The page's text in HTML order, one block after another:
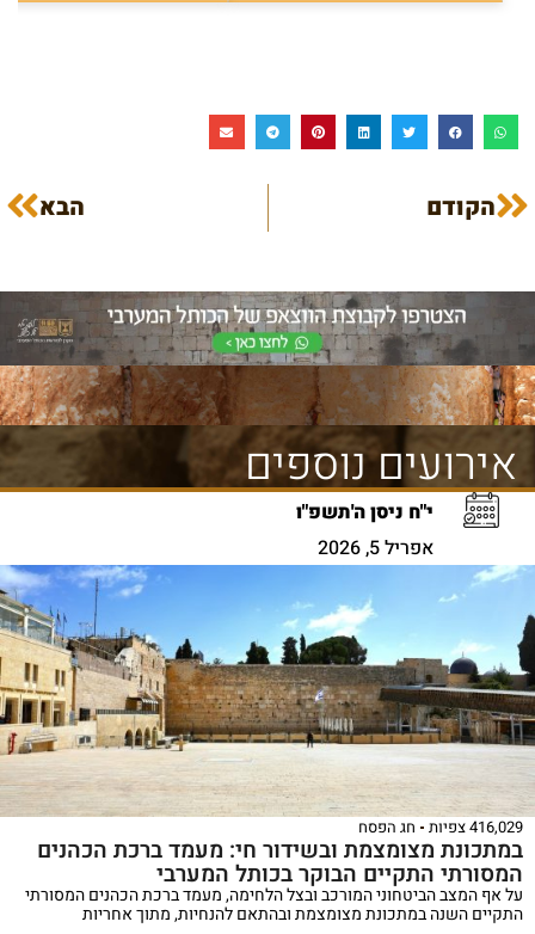
הקודם הבא
אירועים נוספים
י"ח ניסן ה'תשפ"ו
אפריל 5, 2026
416,029 צפיות חג הפסח
במתכונת מצומצמת ובשידור חי: מעמד ברכת הכהנים
המסורתי התקיים הבוקר בכותל המערבי
על אף המצב הביטחוני המורכב ובצל הלחימה, מעמד ברכת הכהנים המסורתי
התקיים השנה במתכונת מצומצמת ובהתאם להנחיות, מתוך אחריות